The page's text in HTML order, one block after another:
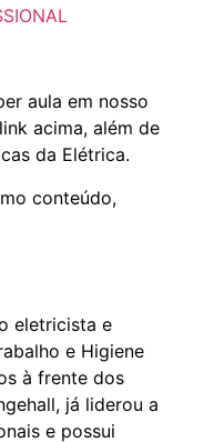
aula em nosso
acima, além de
da Elétrica.
conteúdo,
eletricista e
e Higiene
à frente dos
já liderou a
e possui